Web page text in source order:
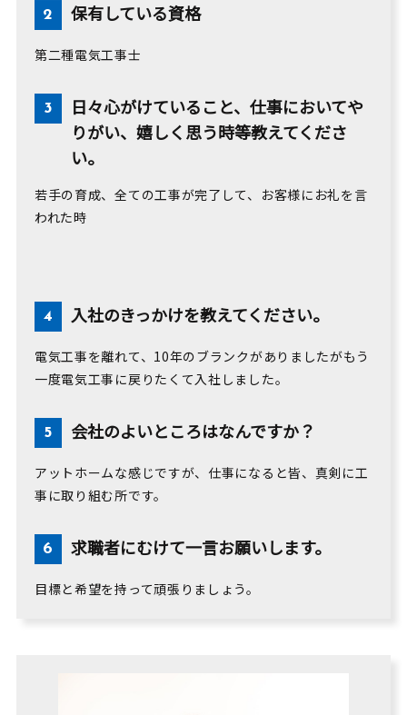
保有している資格
第二種電気工事士
日々心がけていること、仕事においてや
りがい、嬉しく思う時等教えてくださ
い。
若手の育成、全ての工事が完了して、お客様にお礼を言
われた時
入社のきっかけを教えてください。
電気工事を離れて、10年のブランクがありましたがもう
一度電気工事に戻りたくて入社しました。
会社のよいところはなんですか？
アットホームな感じですが、仕事になると皆、真剣に工
事に取り組む所です。
求職者にむけて一言お願いします。
目標と希望を持って頑張りましょう。